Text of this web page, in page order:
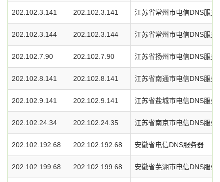
202.102.3.141 202.102.3.141 江苏省常州市电信DNS服务
202.102.3.144 202.102.3.144 江苏省常州市电信DNS服务
202.102.7.90 202.102.7.90 江苏省扬州市电信DNS服务
202.102.8.141 202.102.8.141 江苏省南通市电信DNS服务
202.102.9.141 202.102.9.141 江苏省盐城市电信DNS服务
202.102.24.34 202.102.24.35 江苏省南京市电信DNS服务
202.102.192.68 202.102.192.68 安徽省电信DNS服务器
202.102.199.68 202.102.199.68 安徽省芜湖市电信DNS服务